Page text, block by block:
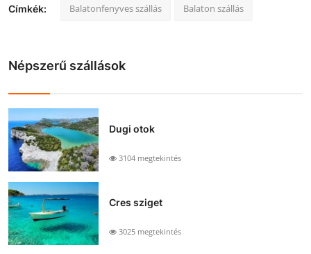
Címkék: Balatonfenyves szállás Balaton szállás
Népszerű szállások
Dugi otok
3104 megtekintés
Cres sziget
3025 megtekintés